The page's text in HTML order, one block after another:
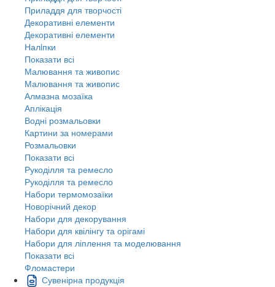
Приладдя для творчості
Декоративні елементи
Декоративні елементи
Налiпки
Показати всі
Малювання та живопис
Малювання та живопис
Алмазна мозаїка
Аплікація
Водні розмальовки
Картини за номерами
Розмальовки
Показати всі
Рукоділля та ремесло
Рукоділля та ремесло
Набори термомозаїки
Новорічний декор
Набори для декорування
Набори для квілінгу та орігамі
Набори для ліплення та моделювання
Показати всі
Фломастери
Сувенірна продукція